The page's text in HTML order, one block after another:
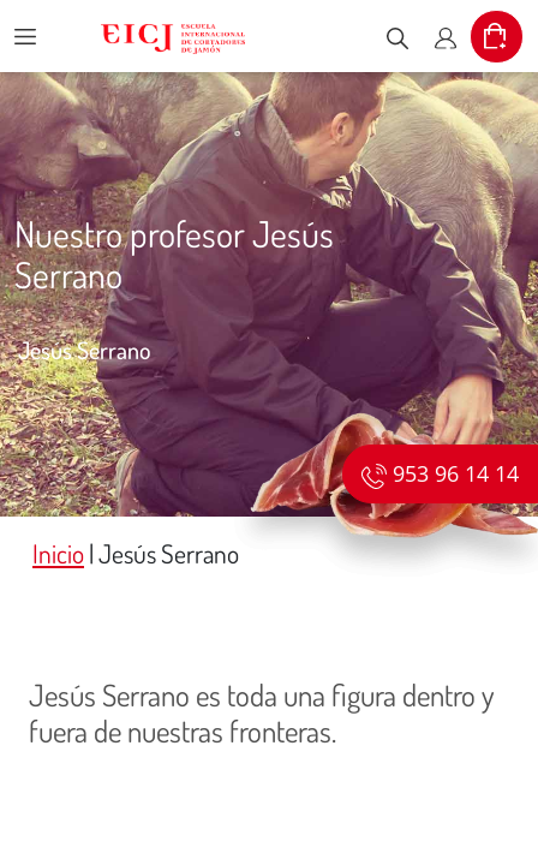
Menu
Escribe el
Mi
Cart
953 96 14 14
Nuestro profesor Jesús
Serrano
Jesús Serrano
Inicio|Jesús Serrano
Jesús Serrano es toda una figura dentro y
fuera de nuestras fronteras.